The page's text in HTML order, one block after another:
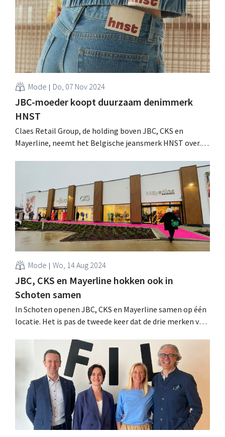
Mode Do, 07 Nov 2024
JBC-moeder koopt duurzaam denimmerk
HNST
Claes Retail Group, de holding boven JBC, CKS en
Mayerline, neemt het Belgische jeansmerk HNST over.
Mode Wo, 14 Aug 2024
JBC, CKS en Mayerline hokken ook in
Schoten samen
In Schoten openen JBC, CKS en Mayerline samen op één
locatie. Het is pas de tweede keer dat de drie merken van